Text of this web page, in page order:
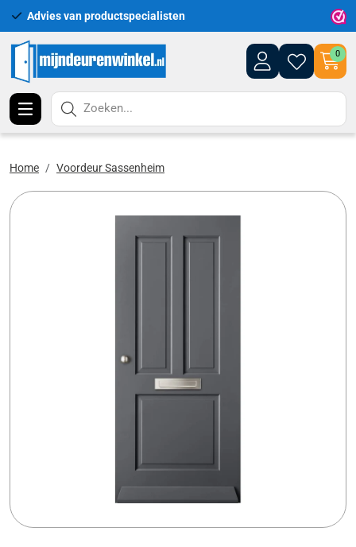
Advies van productspecialisten
0
Zoeken...
Home Voordeur Sassenheim